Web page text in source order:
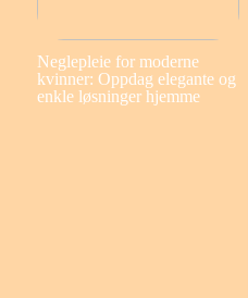
Neglepleie for moderne
kvinner: Oppdag elegante og
enkle løsninger hjemme